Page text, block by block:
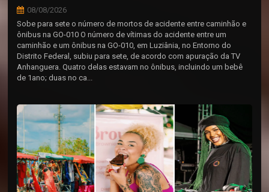
08/08/2026
Sobe para sete o número de mortos de acidente entre caminhão e
ônibus na GO-010 O número de vítimas do acidente entre um
caminhão e um ônibus na GO-010, em Luziânia, no Entorno do
Distrito Federal, subiu para sete, de acordo com apuração da TV
Anhanguera. Quatro delas estavam no ônibus, incluindo um bebê
de 1ano; duas no ca...